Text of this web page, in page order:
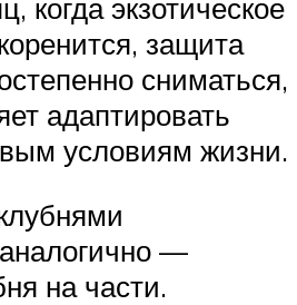
когда экзотическое
защита
сниматься,
адаптировать
условиям жизни.
—
на части.